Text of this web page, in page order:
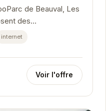
de Beauval, Les
des
parfaits
internet
Voir l'offre